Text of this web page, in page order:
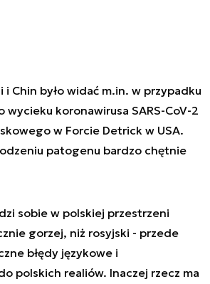
i Chin było widać m.in. w przypadku
koronawirusa SARS-CoV-2
w Forcie Detrick w USA.
patogenu bardzo chętnie
sobie w polskiej przestrzeni
gorzej, niż rosyjski - przede
błędy językowe i
polskich realiów. Inaczej rzecz ma